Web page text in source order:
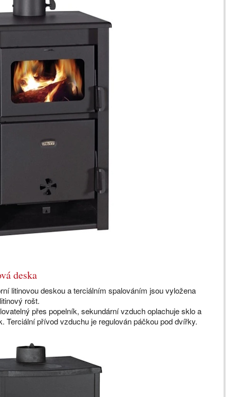
deska
litinovou deskou a terciálním spalováním jsou vyložena
rošt.
přes popelník, sekundární vzduch oplachuje sklo a
Terciální přívod vzduchu je regulován páčkou pod dvířky.